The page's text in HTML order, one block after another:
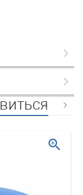
zoom_in